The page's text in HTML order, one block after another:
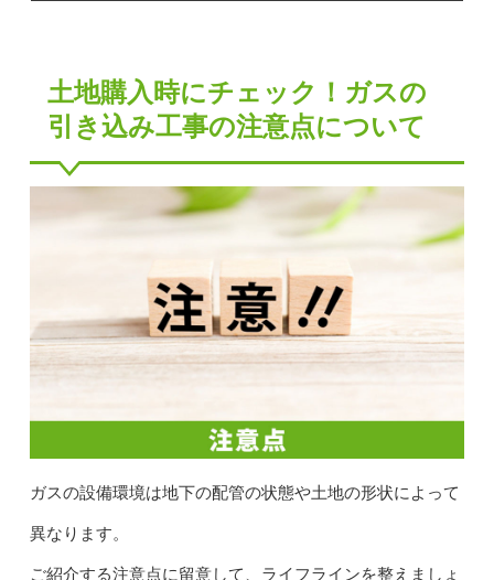
土地購入時にチェック！ガスの
引き込み工事の注意点について
ガスの設備環境は地下の配管の状態や土地の形状によって
異なります。
ご紹介する注意点に留意して、ライフラインを整えましょ